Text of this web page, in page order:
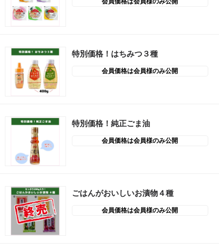
特別価格！はちみつ３種
会員価格は会員様のみ公開
特別価格！純正ごま油
会員価格は会員様のみ公開
ごはんがおいしいお漬物４種
会員価格は会員様のみ公開